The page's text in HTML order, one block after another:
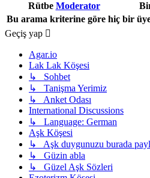
Rütbe Moderator
Bu arama kriterine göre hiç bir
Geçiş yap
Agar.io
Lak Lak Köşesi
↳ Sohbet
↳ Tanişma Yerimiz
↳ Anket Odası
International Discussions
↳ Language: German
Aşk Köşesi
↳ Aşk duygunuzu burada
↳ Güzin abla
↳ Güzel Aşk Sözleri